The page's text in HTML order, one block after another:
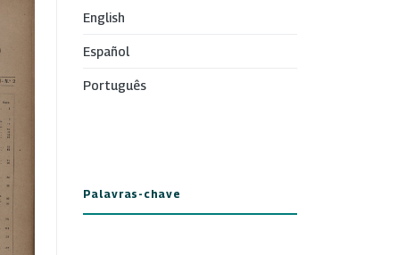
English
Español
Português
Palavras-chave